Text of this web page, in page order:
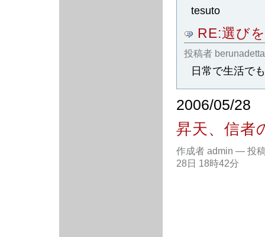
tesuto
RE:選び
投稿者 berunadetta
日常で生活で
2006/05/28
昇天、信者
作成者 admin —投
28日 18時42分